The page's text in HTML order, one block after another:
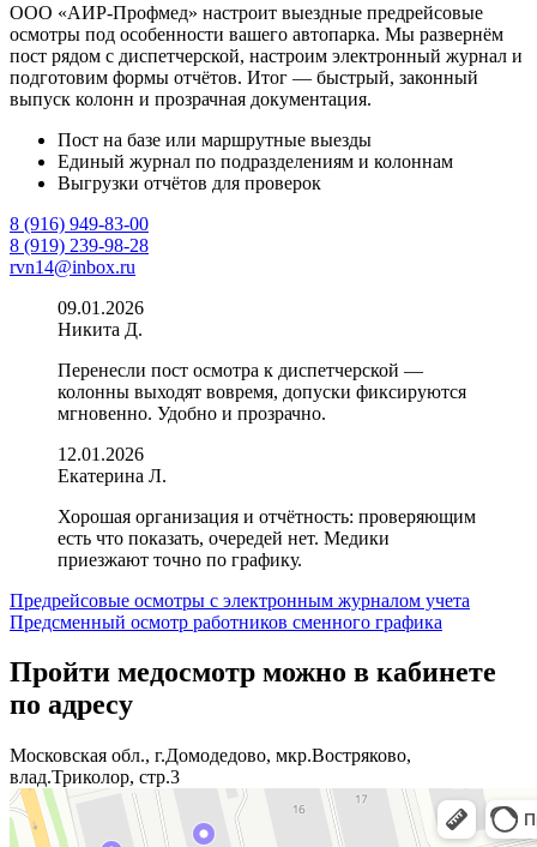
ООО «АИР‑Профмед» настроит выездные предрейсовые
осмотры под особенности вашего автопарка. Мы развернём
пост рядом с диспетчерской, настроим электронный журнал и
подготовим формы отчётов. Итог — быстрый, законный
выпуск колонн и прозрачная документация.
Пост на базе или маршрутные выезды
Единый журнал по подразделениям и колоннам
Выгрузки отчётов для проверок
8 (916) 949-83-00
8 (919) 239-98-28
rvn14@inbox.ru
09.01.2026
Никита Д.
Перенесли пост осмотра к диспетчерской —
колонны выходят вовремя, допуски фиксируются
мгновенно. Удобно и прозрачно.
12.01.2026
Екатерина Л.
Хорошая организация и отчётность: проверяющим
есть что показать, очередей нет. Медики
приезжают точно по графику.
Навигация
по
записям
Предрейсовые осмотры с электронным журналом учета
Предсменный осмотр работников сменного графика
Пройти медосмотр можно в кабинете
по адресу
Московская обл., г.Домодедово, мкр.Востряково,
влад.Триколор, стр.3